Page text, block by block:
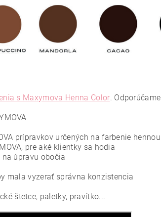
s Maxymova Henna Color.
prípravkov určených na farbenie hennou
pre aké klientky sa hodia
úpravu obočia
mala vyzerať správna konzistencia
štetce, paletky, pravítko...